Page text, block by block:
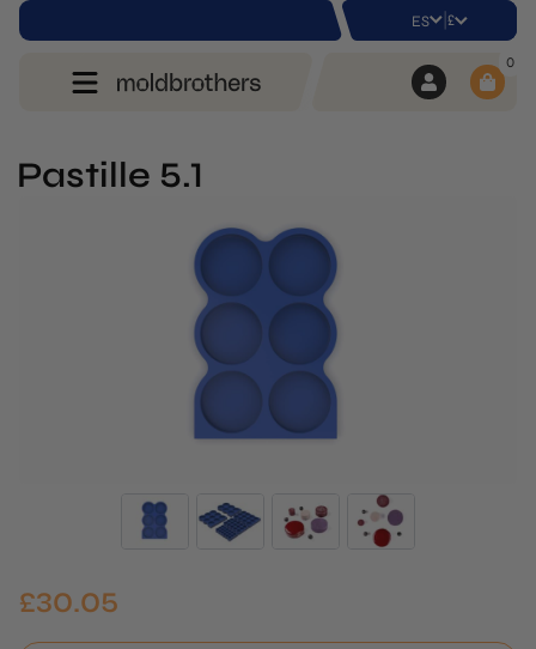
ES | £
0
Pastille 5.1
£30.05